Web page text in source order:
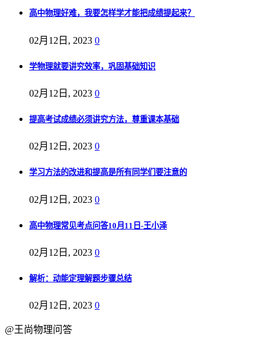
高中物理好难，我要怎样学才能把成绩提起来？
02月12日, 2023 0
学物理就要讲究效率，巩固基础知识
02月12日, 2023 0
提高考试成绩必须讲究方法，尊重课本基础
02月12日, 2023 0
学习方法的改进和提高是所有同学们要注意的
02月12日, 2023 0
高中物理常见考点问答10月11日-王小泽
02月12日, 2023 0
解析：动能定理解题步骤总结
02月12日, 2023 0
@王尚物理问答